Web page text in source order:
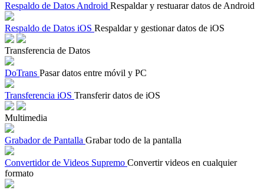
Respaldo de Datos Android Respaldar y restuarar datos de Android
Respaldo de Datos iOS Respaldar y gestionar datos de iOS
Transferencia de Datos
DoTrans Pasar datos entre móvil y PC
Transferencia iOS Transferir datos de iOS
Multimedia
Grabador de Pantalla Grabar todo de la pantalla
Convertidor de Videos Supremo Convertir videos en cualquier
formato